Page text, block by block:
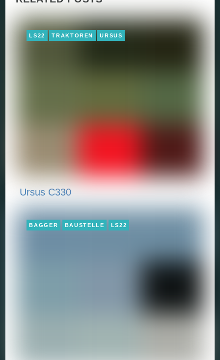
LS22 TRAKTOREN URSUS
Ursus C330
BAGGER BAUSTELLE LS22